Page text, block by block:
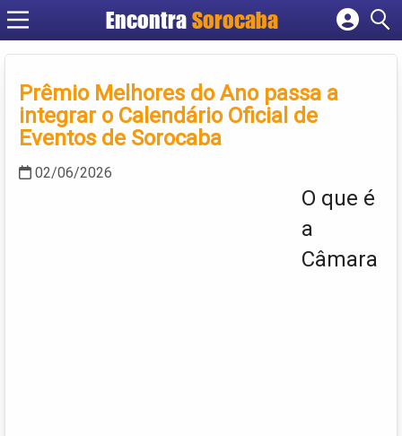
EncontraSorocaba
Cadastrar empresa
Criar conta
Prêmio Melhores do Ano passa a
integrar o Calendário Oficial de
Eventos de Sorocaba
02/06/2026
O que é
a
Câmara